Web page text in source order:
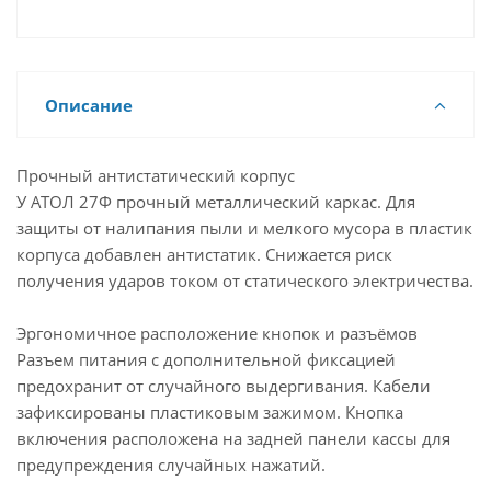
Описание
Прочный антистатический корпус
У АТОЛ 27Ф прочный металлический каркас. Для
защиты от налипания пыли и мелкого мусора в пластик
корпуса добавлен антистатик. Снижается риск
получения ударов током от статического электричества.
Эргономичное расположение кнопок и разъёмов
Разъем питания с дополнительной фиксацией
предохранит от случайного выдергивания. Кабели
зафиксированы пластиковым зажимом. Кнопка
включения расположена на задней панели кассы для
предупреждения случайных нажатий.